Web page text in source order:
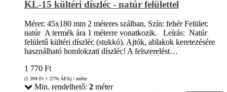
KL-15 kültéri díszléc - natúr felülettel
Méret: 45x180 mm 2 méteres szálban, Szín: fehér Felület:
natúr A termék ára 1 méterre vonatkozik. Leírás: Natúr
felületű kültéri díszléc (stukkó). Ajtók, ablakok keretezésére
használható homlokzati díszléc! A felszerelést…
1 770 Ft
(1 394 Ft + 27% ÁFA) / méter
Min. rendelhető: 2 méter